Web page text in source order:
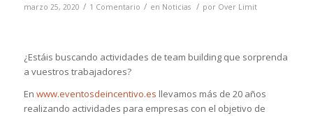
marzo 25, 2020 / 1 Comentario / en Noticias / por Over Limit
¿Estáis buscando actividades de team building que sorprenda
a vuestros trabajadores?
En www.eventosdeincentivo.es llevamos más de 20 años
realizando actividades para empresas con el objetivo de